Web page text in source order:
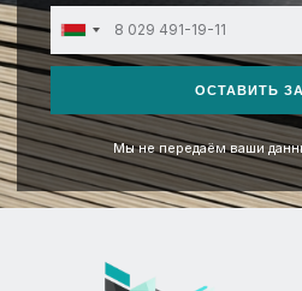
Belarus
+375
ОСТАВИТЬ
Мы не передаём ваши